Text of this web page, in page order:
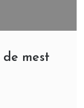
mest